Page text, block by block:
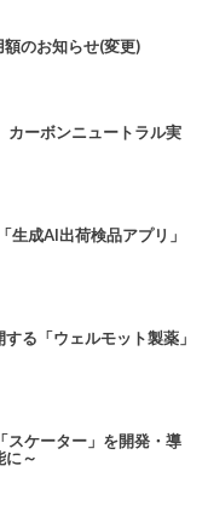
のお知らせ(変更)
カーボンニュートラル実
生成AI出荷検品アプリ」
る「ウェルモット製薬」
スケーター」を開発・導
に～